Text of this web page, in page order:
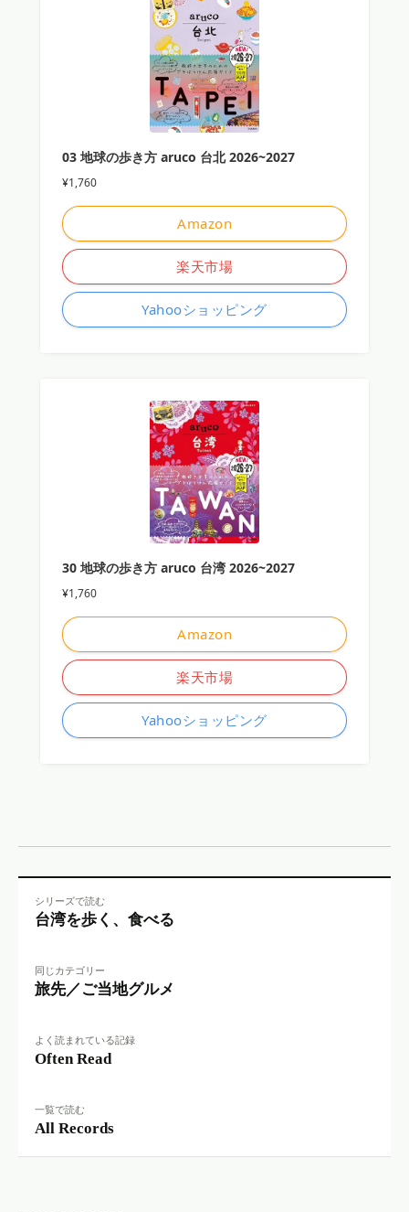
03 地球の歩き方 aruco 台北 2026~2027
¥1,760
Amazon
楽天市場
Yahooショッピング
30 地球の歩き方 aruco 台湾 2026~2027
¥1,760
Amazon
楽天市場
Yahooショッピング
シリーズで読む
台湾を歩く、食べる
同じカテゴリー
旅先／ご当地グルメ
よく読まれている記録
Often Read
一覧で読む
All Records